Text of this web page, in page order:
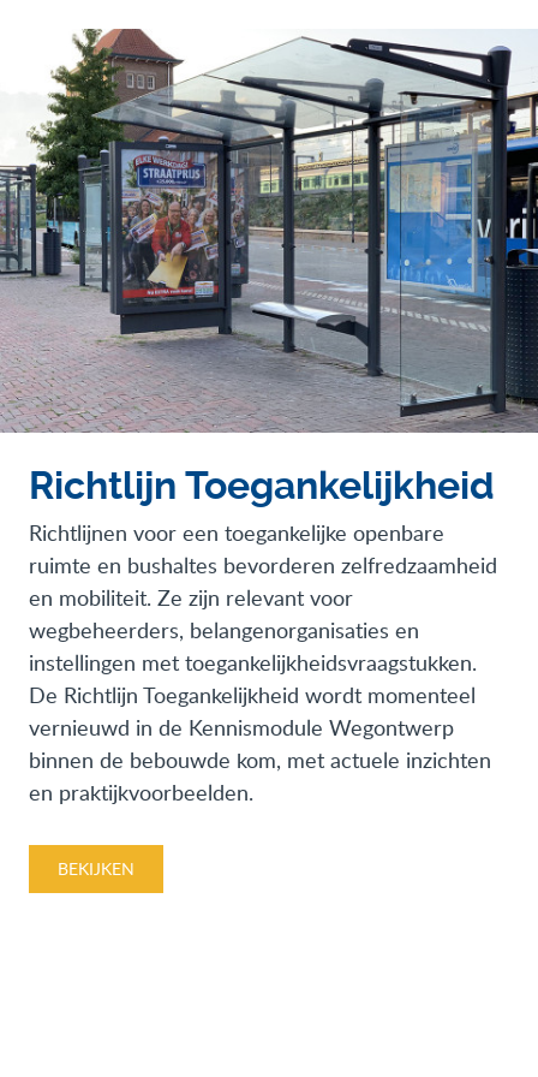
Richtlijn Toegankelijkheid
Richtlijnen voor een toegankelijke openbare
ruimte en bushaltes bevorderen zelfredzaamheid
en mobiliteit. Ze zijn relevant voor
wegbeheerders, belangenorganisaties en
instellingen met toegankelijkheidsvraagstukken.
De Richtlijn Toegankelijkheid wordt momenteel
vernieuwd in de Kennismodule Wegontwerp
binnen de bebouwde kom, met actuele inzichten
en praktijkvoorbeelden.
BEKIJKEN